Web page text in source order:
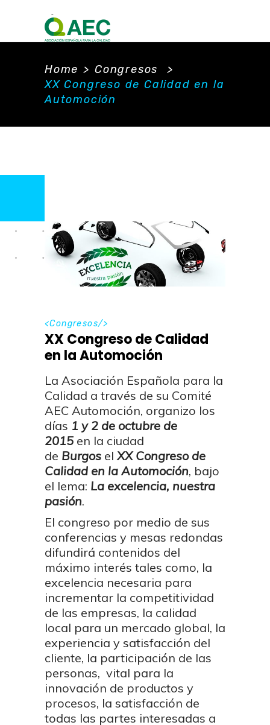
Home > Congresos
>
XX Congreso de Calidad en la
Automoción
<Congresos/>
XX Congreso de Calidad
en la Automoción
La Asociación Española para la
Calidad a través de su Comité
AEC Automoción, organizo los
días 1 y 2 de octubre de
2015 en la ciudad
de Burgos el XX Congreso de
Calidad en la Automoción, bajo
el lema: La excelencia, nuestra
pasión.
El congreso por medio de sus
conferencias y mesas redondas
difundirá contenidos del
máximo interés tales como, la
excelencia necesaria para
incrementar la competitividad
de las empresas, la calidad
local para un mercado global, la
experiencia y satisfacción del
cliente, la participación de las
personas, vital para la
innovación de productos y
procesos, la satisfacción de
todas las partes interesadas a